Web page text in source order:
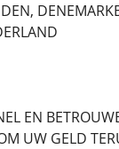
EN
UW GELD